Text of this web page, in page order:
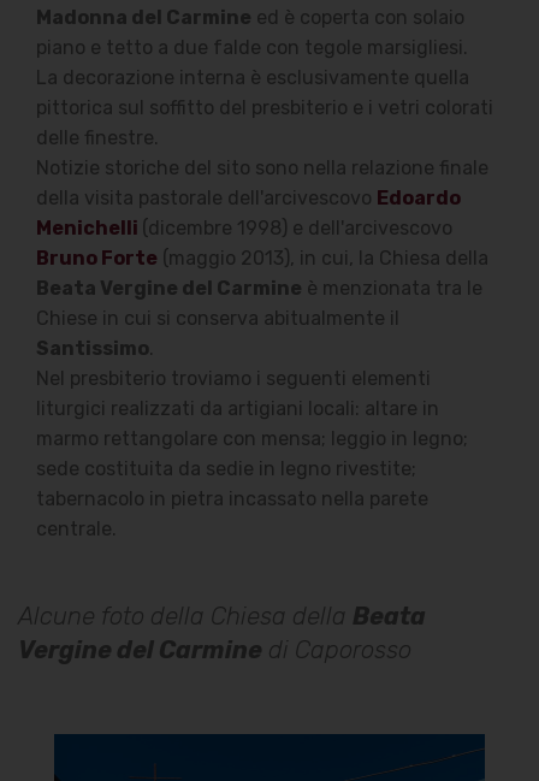
Madonna del Carmine ed è coperta con solaio
piano e tetto a due falde con tegole marsigliesi.
La decorazione interna è esclusivamente quella
pittorica sul soffitto del presbiterio e i vetri colorati
delle finestre.
Notizie storiche del sito sono nella relazione finale
della visita pastorale dell'arcivescovo Edoardo
Menichelli (dicembre 1998) e dell'arcivescovo
Bruno Forte (maggio 2013), in cui, la Chiesa della
Beata Vergine del Carmine è menzionata tra le
Chiese in cui si conserva abitualmente il
Santissimo.
Nel presbiterio troviamo i seguenti elementi
liturgici realizzati da artigiani locali: altare in
marmo rettangolare con mensa; leggio in legno;
sede costituita da sedie in legno rivestite;
tabernacolo in pietra incassato nella parete
centrale.
Alcune foto della Chiesa della Beata
Vergine del Carmine di Caporosso